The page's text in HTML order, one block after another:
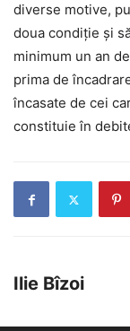
diverse motive,
doua condiţie şi
minimum un an
prima de
încasate de cei
constituie în
Ilie Bîzoi